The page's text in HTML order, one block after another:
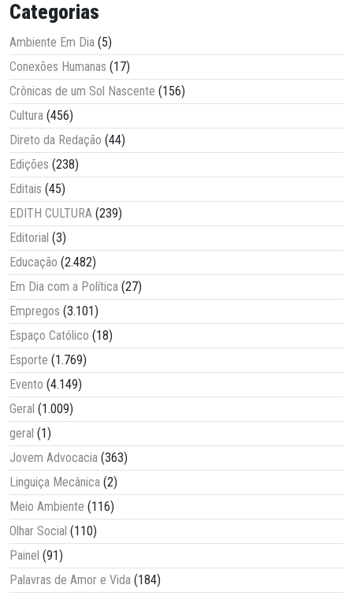
Categorias
Ambiente Em Dia (5)
Conexões Humanas (17)
Crônicas de um Sol Nascente (156)
Cultura (456)
Direto da Redação (44)
Edições (238)
Editais (45)
EDITH CULTURA (239)
Editorial (3)
Educação (2.482)
Em Dia com a Política (27)
Empregos (3.101)
Espaço Católico (18)
Esporte (1.769)
Evento (4.149)
Geral (1.009)
geral (1)
Jovem Advocacia (363)
Linguiça Mecânica (2)
Meio Ambiente (116)
Olhar Social (110)
Painel (91)
Palavras de Amor e Vida (184)